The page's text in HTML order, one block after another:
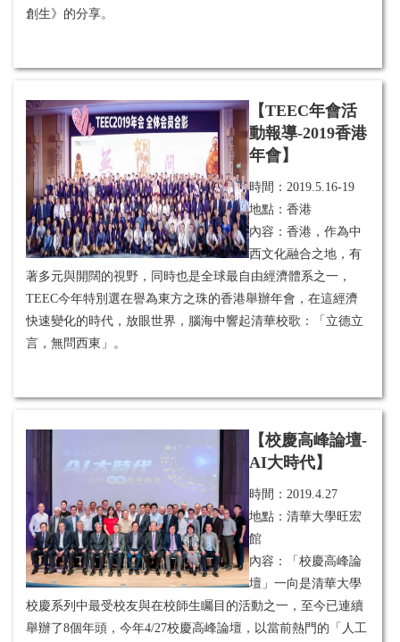
創生》的分享。
【TEEC年會活
動報導-2019香港
年會】
時間： 2019.5.16-19
地點：香港
內容：香港，作為中
西文化融合之地，有
著多元與開闊的視野，同時也是全球最自由經濟體系之一，
TEEC今年特別選在譽為東方之珠的香港舉辦年會，在這經濟
快速變化的時代，放眼世界，腦海中響起清華校歌：「立德立
言，無問西東」。
【校慶高峰論壇-
AI大時代】
時間： 2019.4.27
地點：清華大學旺宏
館
內容：「校慶高峰論
壇」一向是清華大學
校慶系列中最受校友與在校師生矚目的活動之一，至今已連續
舉辦了8個年頭，今年4/27校慶高峰論壇，以當前熱門的「人工